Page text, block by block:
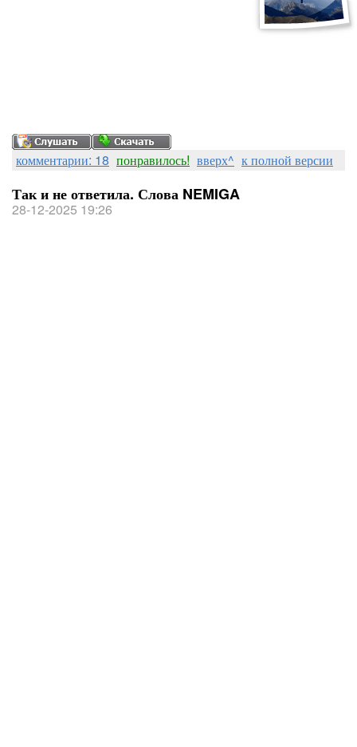
комментарии: 18 понравилось! вверх^ к полной версии
Так и не ответила. Слова NEMIGA
28-12-2025 19:26